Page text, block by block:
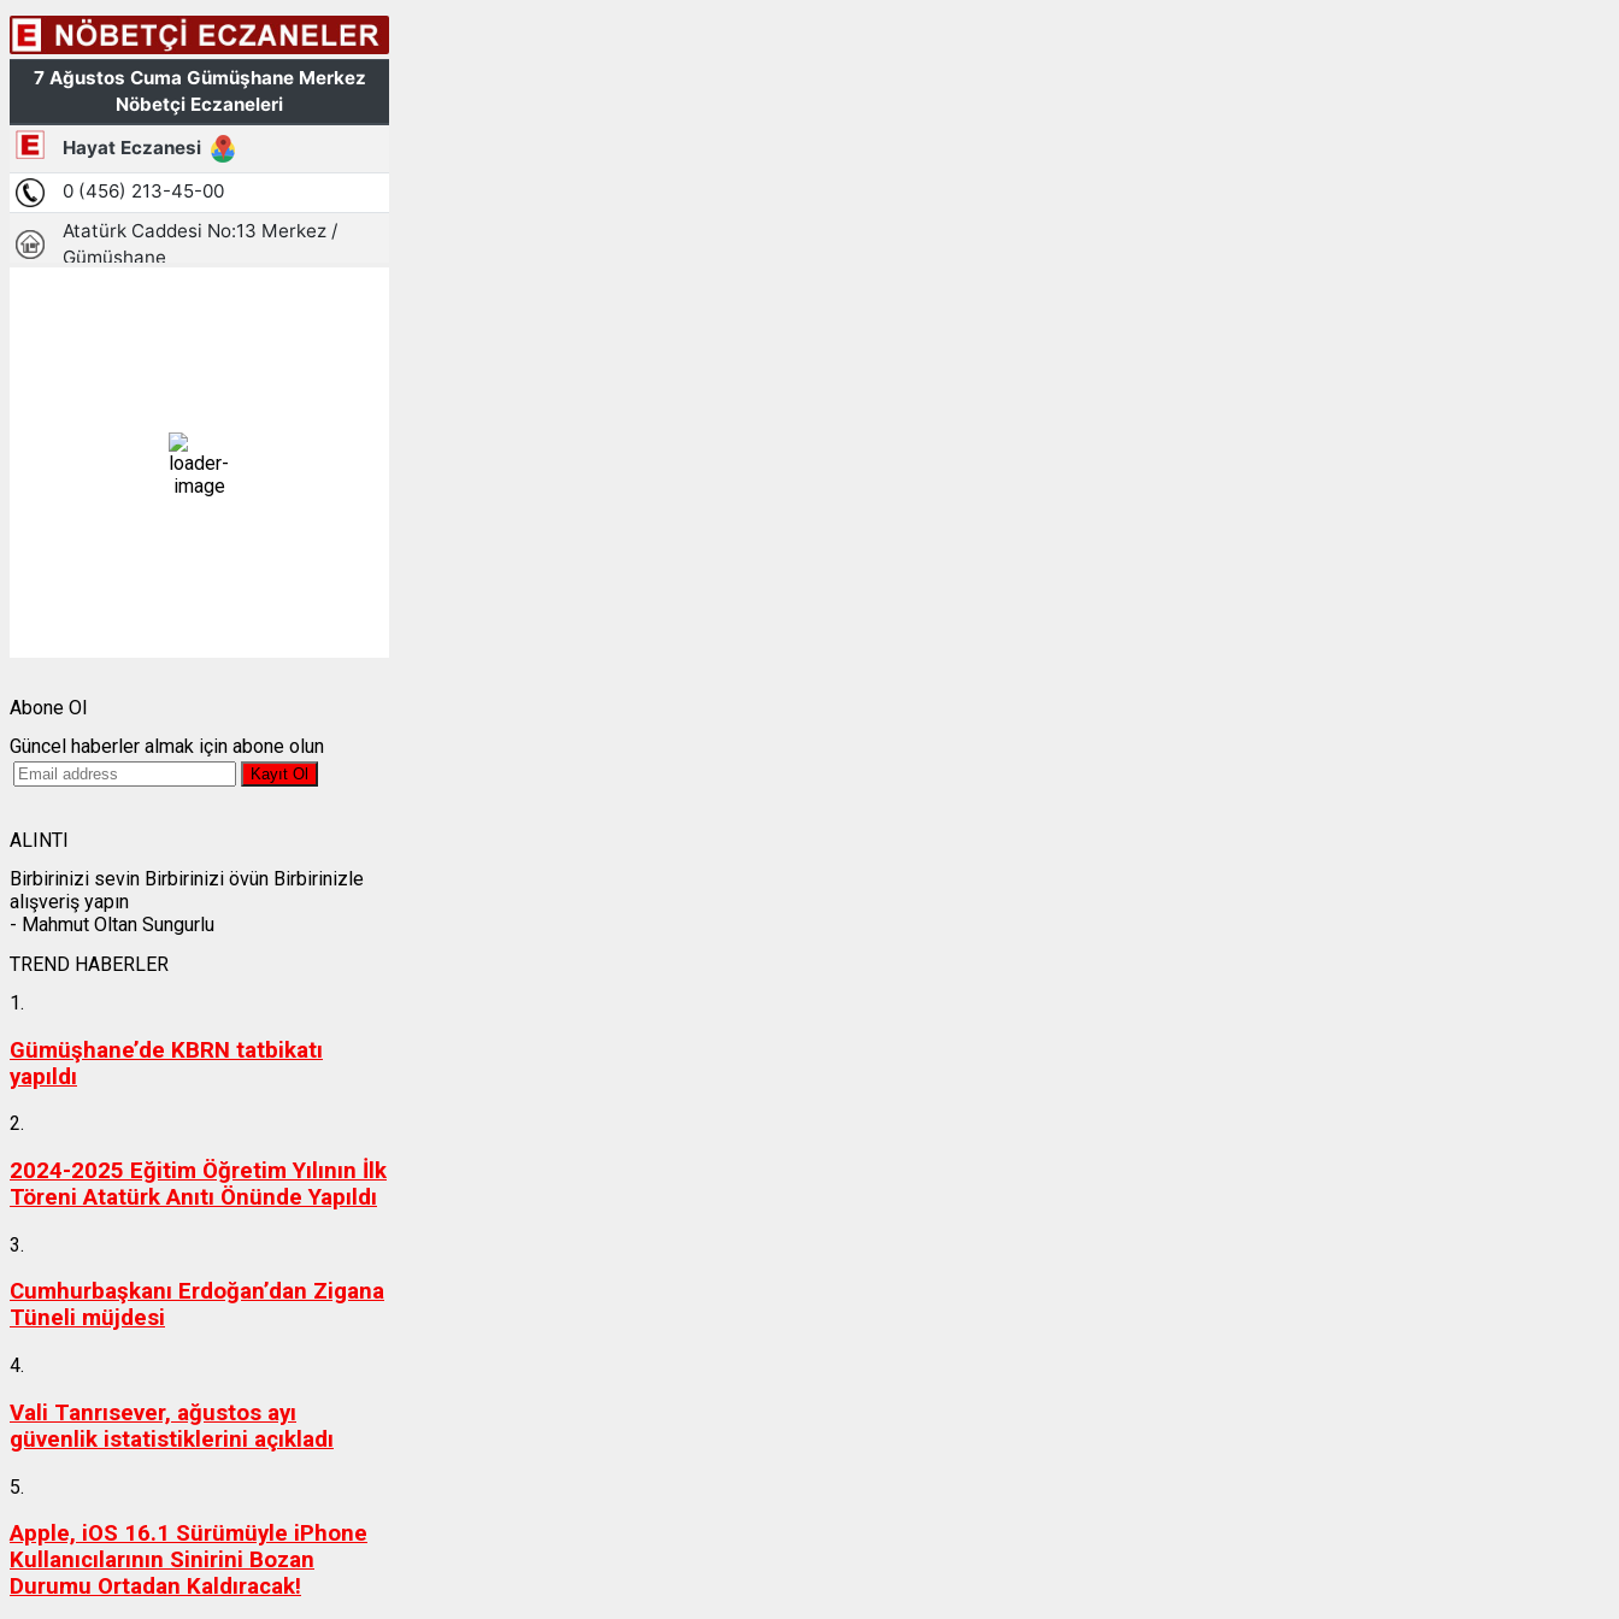
96 %
1010 mb
Abone Ol
Güncel haberler almak için abone olun
ALINTI
Birbirinizi sevin Birbirinizi övün Birbirinizle
alışveriş yapın
- Mahmut Oltan Sungurlu
TREND HABERLER
1.
Gümüşhane’de KBRN tatbikatı
yapıldı
2.
2024-2025 Eğitim Öğretim Yılının İlk
Töreni Atatürk Anıtı Önünde Yapıldı
3.
Cumhurbaşkanı Erdoğan’dan Zigana
Tüneli müjdesi
4.
Vali Tanrısever, ağustos ayı
güvenlik istatistiklerini açıkladı
5.
Apple, iOS 16.1 Sürümüyle iPhone
Kullanıcılarının Sinirini Bozan
Durumu Ortadan Kaldıracak!